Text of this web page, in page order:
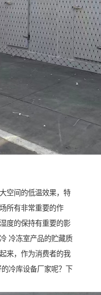
间的低温效果，特
所有非常重要的作
度的保持有重要的影
冷冻室产品的贮藏质
来，作为消费者的我
冷库设备厂家呢？下